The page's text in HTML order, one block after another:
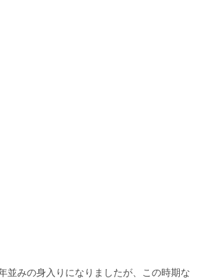
並みの身入りになりましたが、この時期な